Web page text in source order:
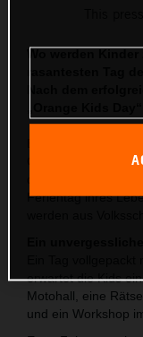
This
Nach dem
Champions von 6
Ferientag ihres
erwartet die Kids
Motohall, eine
und ein Workshop